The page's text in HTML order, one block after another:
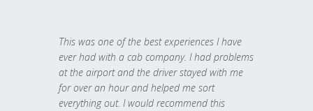
This was one of the best experiences I have
ever had with a cab company. I had problems
at the airport and the driver stayed with me
for over an hour and helped me sort
everything out. I would recommend this